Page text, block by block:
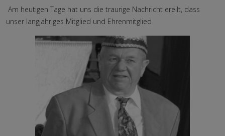
Am heutigen Tage hat uns die traurige Nachricht ereilt, dass
unser langjähriges Mitglied und Ehrenmitglied